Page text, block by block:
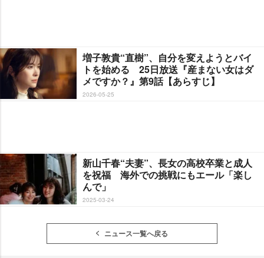
増子敦貴“直樹”、自分を変えようとバイ
トを始める 25日放送『産まない女はダ
メですか？』第9話【あらすじ】
2026-05-25
新山千春“夫妻”、長女の高校卒業と成人
を祝福 海外での挑戦にもエール「楽し
んで」
2025-03-24
ニュース一覧へ戻る